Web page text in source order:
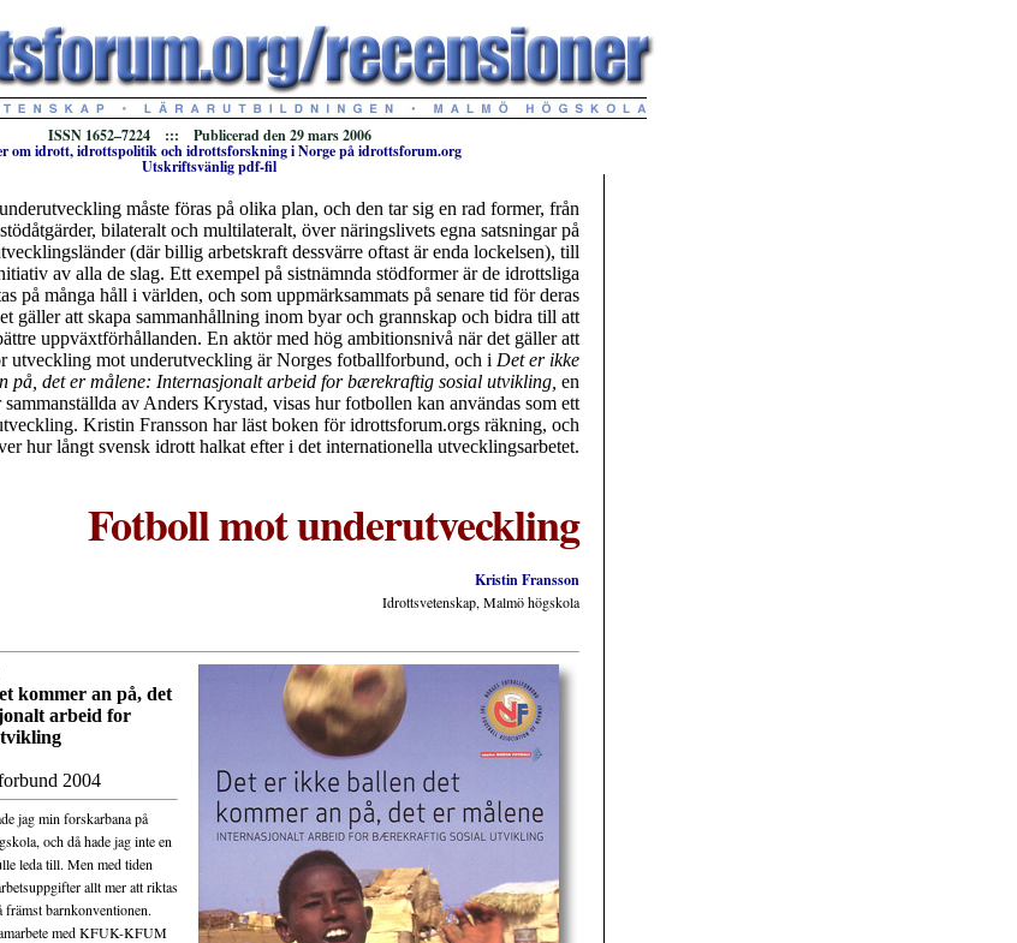
ISSN 1652–7224 ::: Publicerad den 29 mars 2006
om idrott, idrottspolitik och idrottsforskning i Norge på idrottsforum.org
Utskriftsvänlig pdf-fil
måste föras på olika plan, och den tar sig en rad former, från
bilateralt och multilateralt, över näringslivets egna satsningar på
(där billig arbetskraft dessvärre oftast är enda lockelsen), till
av alla de slag. Ett exempel på sistnämnda stödformer är de idrottsliga
på många håll i världen, och som uppmärksammats på senare tid för deras
gäller att skapa sammanhållning inom byar och grannskap och bidra till att
uppväxtförhållanden. En aktör med hög ambitionsnivå när det gäller att
utveckling mot underutveckling är Norges fotballforbund, och i Det er ikke
på, det er målene: Internasjonalt arbeid for bærekraftig sosial utvikling, en
av Anders Krystad, visas hur fotbollen kan användas som ett
Kristin Fransson har läst boken för idrottsforum.orgs räkning, och
hur långt svensk idrott halkat efter i det internationella utvecklingsarbetet.
Fotboll mot underutveckling
Kristin Fransson
Idrottsvetenskap, Malmö högskola
kommer an på, det
arbeid for
2004
jag min forskarbana på
och då hade jag inte en
leda till. Men med tiden
allt mer att riktas
främst barnkonventionen.
med KFUK-KFUM